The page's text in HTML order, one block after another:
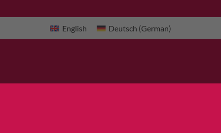
English Deutsch (German)